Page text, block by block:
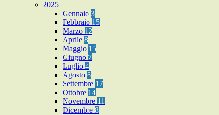
2025
Gennaio 3
Febbraio 15
Marzo 12
Aprile 8
Maggio 15
Giugno 7
Luglio 4
Agosto 6
Settembre 17
Ottobre 14
Novembre 11
Dicembre 8